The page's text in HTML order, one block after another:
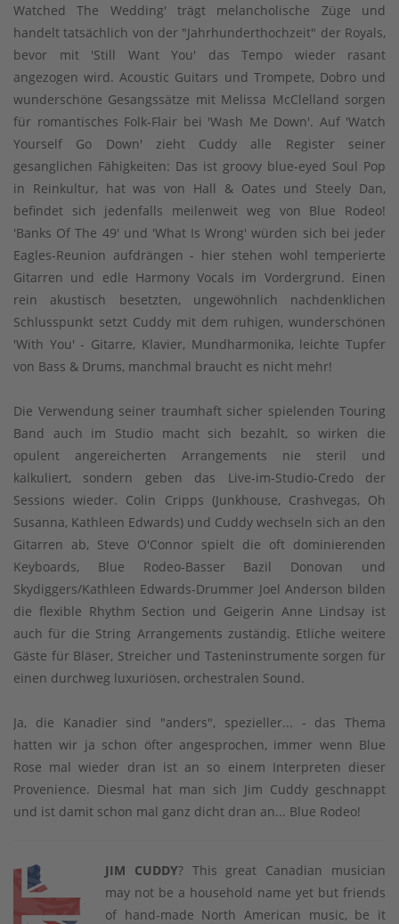
Watched The Wedding' trägt melancholische Züge und
handelt tatsächlich von der "Jahrhunderthochzeit" der Royals,
bevor mit 'Still Want You' das Tempo wieder rasant
angezogen wird. Acoustic Guitars und Trompete, Dobro und
wunderschöne Gesangssätze mit Melissa McClelland sorgen
für romantisches Folk-Flair bei 'Wash Me Down'. Auf 'Watch
Yourself Go Down' zieht Cuddy alle Register seiner
gesanglichen Fähigkeiten: Das ist groovy blue-eyed Soul Pop
in Reinkultur, hat was von Hall & Oates und Steely Dan,
befindet sich jedenfalls meilenweit weg von Blue Rodeo!
'Banks Of The 49' und 'What Is Wrong' würden sich bei jeder
Eagles-Reunion aufdrängen - hier stehen wohl temperierte
Gitarren und edle Harmony Vocals im Vordergrund. Einen
rein akustisch besetzten, ungewöhnlich nachdenklichen
Schlusspunkt setzt Cuddy mit dem ruhigen, wunderschönen
'With You' - Gitarre, Klavier, Mundharmonika, leichte Tupfer
von Bass & Drums, manchmal braucht es nicht mehr!
Die Verwendung seiner traumhaft sicher spielenden Touring
Band auch im Studio macht sich bezahlt, so wirken die
opulent angereicherten Arrangements nie steril und
kalkuliert, sondern geben das Live-im-Studio-Credo der
Sessions wieder. Colin Cripps (Junkhouse, Crashvegas, Oh
Susanna, Kathleen Edwards) und Cuddy wechseln sich an den
Gitarren ab, Steve O'Connor spielt die oft dominierenden
Keyboards, Blue Rodeo-Basser Bazil Donovan und
Skydiggers/Kathleen Edwards-Drummer Joel Anderson bilden
die flexible Rhythm Section und Geigerin Anne Lindsay ist
auch für die String Arrangements zuständig. Etliche weitere
Gäste für Bläser, Streicher und Tasteninstrumente sorgen für
einen durchweg luxuriösen, orchestralen Sound.
Ja, die Kanadier sind "anders", spezieller... - das Thema
hatten wir ja schon öfter angesprochen, immer wenn Blue
Rose mal wieder dran ist an so einem Interpreten dieser
Provenience. Diesmal hat man sich Jim Cuddy geschnappt
und ist damit schon mal ganz dicht dran an... Blue Rodeo!
JIM CUDDY? This great Canadian musician
may not be a household name yet but friends
of hand-made North American music, be it